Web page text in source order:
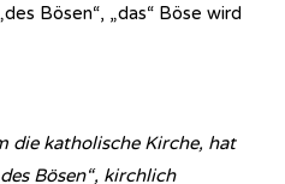
Bösen“, „das“ Böse wird
die katholische Kirche, hat
Bösen“, kirchlich